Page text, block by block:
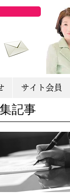
サイト会員
記事